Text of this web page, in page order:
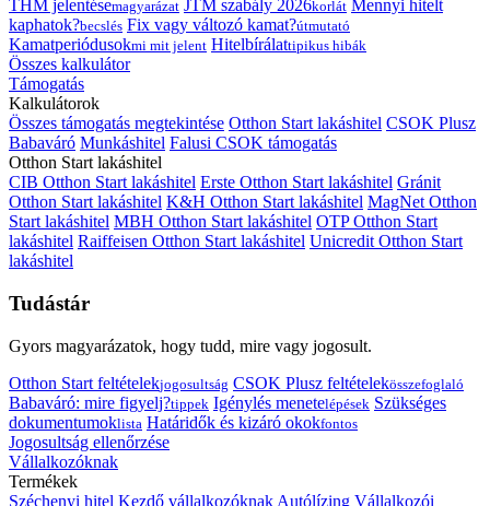
THM jelentésemagyarázat JTM szabály 2026korlát Mennyi hitelt
kaphatok?becslés Fix vagy változó kamat?útmutató
Kamatperiódusokmi mit jelent Hitelbírálattipikus hibák
Összes kalkulátor
Támogatás
Kalkulátorok
Összes támogatás megtekintése Otthon Start lakáshitel CSOK Plusz
Babaváró Munkáshitel Falusi CSOK támogatás
Otthon Start lakáshitel
CIB Otthon Start lakáshitel Erste Otthon Start lakáshitel Gránit
Otthon Start lakáshitel K&H Otthon Start lakáshitel MagNet Otthon
Start lakáshitel MBH Otthon Start lakáshitel OTP Otthon Start
lakáshitel Raiffeisen Otthon Start lakáshitel Unicredit Otthon Start
lakáshitel
Tudástár
Gyors magyarázatok, hogy tudd, mire vagy jogosult.
Otthon Start feltételekjogosultság CSOK Plusz feltételekösszefoglaló
Babaváró: mire figyelj?tippek Igénylés menetelépések Szükséges
dokumentumoklista Határidők és kizáró okokfontos
Jogosultság ellenőrzése
Vállalkozóknak
Termékek
Széchenyi hitel Kezdő vállalkozóknak Autólízing Vállalkozói